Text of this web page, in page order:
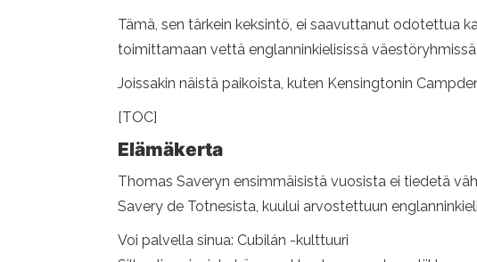
Tämä, sen tärkein keksintö, ei saavuttanut odotettua
toimittamaan vettä englanninkielisissä
Joissakin näistä paikoista, kuten Kensingtonin
[TOC]
Elämäkerta
Thomas Saveryn ensimmäisistä vuosista ei tiedetä
Savery de Totnesista, kuului arvostettuun
Voi palvella sinua: Cubilán -kulttuuri